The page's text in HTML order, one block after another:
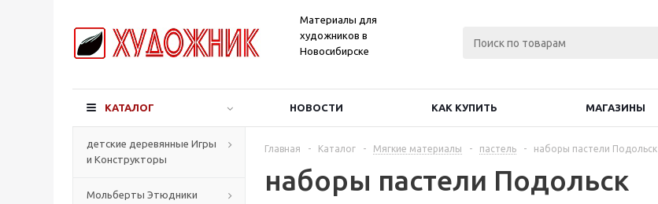
Материалы для
художников в
Новосибирске
КАТАЛОГ НОВОСТИ КАК КУПИТЬ МАГАЗИНЫ
детские деревянные Игры
и Конструкторы
Мольберты Этюдники
Главная - Каталог - Мягкие материалы - пастель - наборы пастели Подольск
наборы пастели Подольск